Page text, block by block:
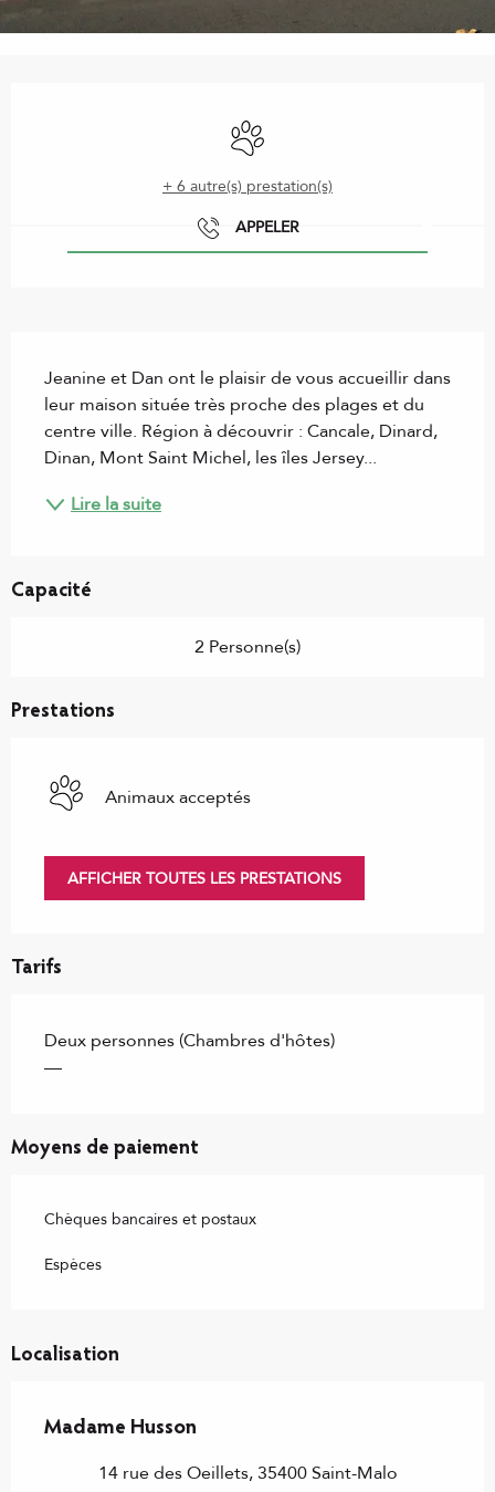
Animaux acceptés
+ 6 autre(s) prestation(s)
APPELER
Jeanine et Dan ont le plaisir de vous accueillir dans
leur maison située très proche des plages et du
centre ville. Région à découvrir : Cancale, Dinard,
Dinan, Mont Saint Michel, les îles Jersey...
Lire la suite
Capacité
2 Personne(s)
Prestations
Animaux acceptés
AFFICHER TOUTES LES PRESTATIONS
Tarifs
Deux personnes (Chambres d'hôtes)
—
Moyens de paiement
Chèques bancaires et postaux
Espèces
Localisation
Madame Husson
14 rue des Oeillets, 35400 Saint-Malo